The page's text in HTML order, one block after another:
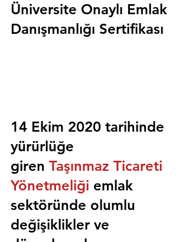
Üniversite Onaylı Emlak
Danışmanlığı Sertifikası
14 Ekim 2020 tarihinde
yürürlüğe
giren Taşınmaz Ticareti
Yönetmeliği emlak
sektöründe olumlu
değişiklikler ve